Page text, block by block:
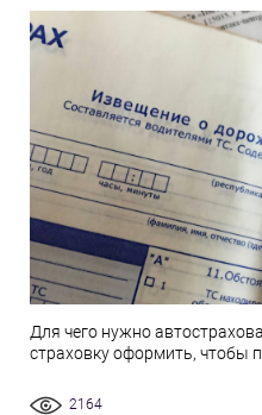
Для чего нужно
страховку оформить, чтобы
2164